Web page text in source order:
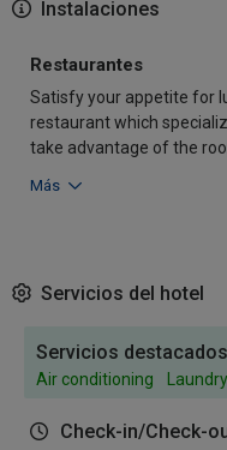
Instalaciones
Restaurantes
Satisfy your appetite for
restaurant which
take advantage of the
Más
Servicios del hotel
Servicios
Air conditioning
Check-in/Check-